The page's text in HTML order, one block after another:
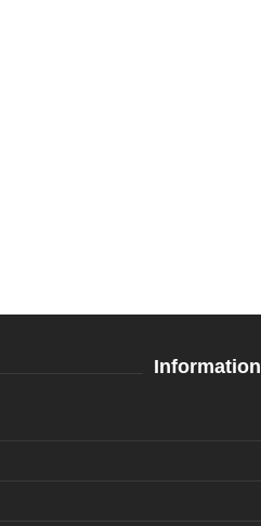
Information